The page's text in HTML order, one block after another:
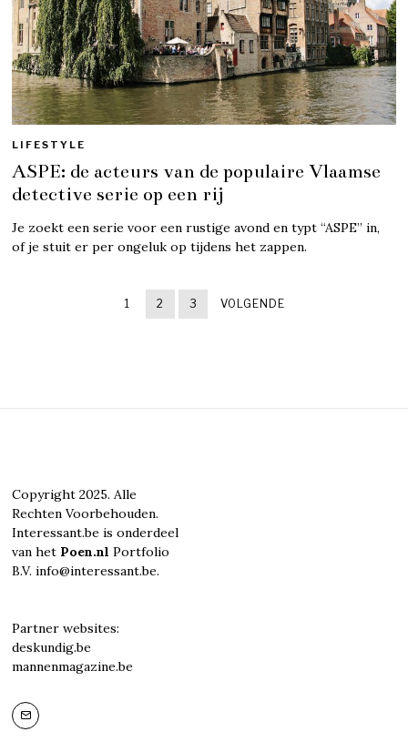
LIFESTYLE
ASPE: de acteurs van de populaire Vlaamse
detective serie op een rij
Je zoekt een serie voor een rustige avond en typt “ASPE” in,
of je stuit er per ongeluk op tijdens het zappen.
1 2 3 VOLGENDE
Copyright 2025. Alle
Rechten Voorbehouden.
Interessant.be is onderdeel
van het Poen.nl Portfolio
B.V. info@interessant.be.
Partner websites:
deskundig.be
mannenmagazine.be